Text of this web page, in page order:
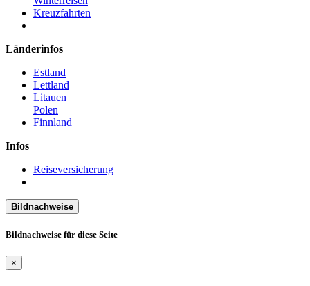
Kreuzfahrten
Länderinfos
Estland
Lettland
Litauen
Polen
Finnland
Infos
Reiseversicherung
Bildnachweise
Bildnachweise für diese Seite
×